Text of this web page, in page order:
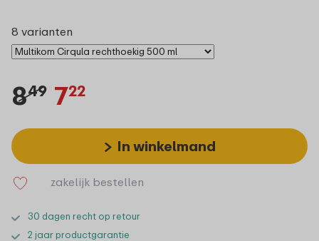
8 varianten
849 722
In winkelmand
zakelijk bestellen
30 dagen recht op retour
2 jaar productgarantie